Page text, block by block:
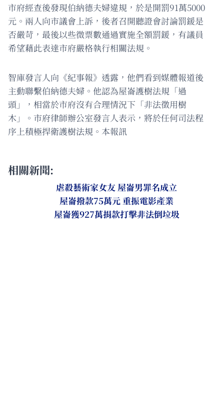
市府經查後發現伯納德夫婦違規，於是開罰91萬5000
元。兩人向市議會上訴，後者召開聽證會討論罰鍰是
否嚴苛，最後以些微票數通過實施全額罰鍰，有議員
希望藉此表達市府嚴格執行相關法規。
智庫發言人向《紀事報》透露，他們看到媒體報道後
主動聯繫伯納德夫婦。他認為屋崙護樹法規「過
頭」，相當於市府沒有合理情況下「非法徵用樹
木」。市府律師辦公室發言人表示，將於任何司法程
序上積極捍衛護樹法規。本報訊
相關新聞:
虐殺藝術家女友 屋崙男罪名成立
屋崙撥款75萬元 重振電影產業
屋崙獲927萬捐款打擊非法倒垃圾